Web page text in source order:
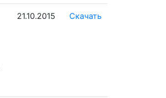
21.10.2015 Скачать